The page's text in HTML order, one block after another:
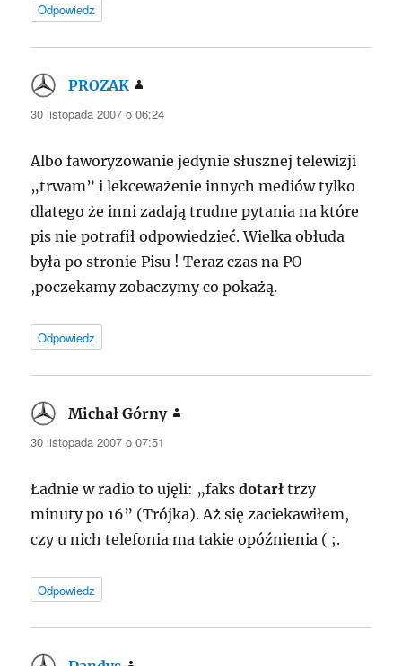
Odpowiedz
PROZAK
30 listopada 2007 o 06:24
Albo faworyzowanie jedynie słusznej telewizji
„trwam” i lekceważenie innych mediów tylko
dlatego że inni zadają trudne pytania na które
pis nie potrafił odpowiedzieć. Wielka obłuda
była po stronie Pisu ! Teraz czas na PO
,poczekamy zobaczymy co pokażą.
Odpowiedz
Michał Górny
30 listopada 2007 o 07:51
Ładnie w radio to ujęli: „faksdotarł trzy
minuty po 16” (Trójka). Aż się zaciekawiłem,
czy u nich telefonia ma takie opóźnienia ( ;.
Odpowiedz